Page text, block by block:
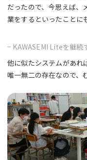
だったので、今思えば、
業をするといったことに
− KAWASEMI Liteを継続
他に似たシステムがあれ
唯一無二の存在なので、